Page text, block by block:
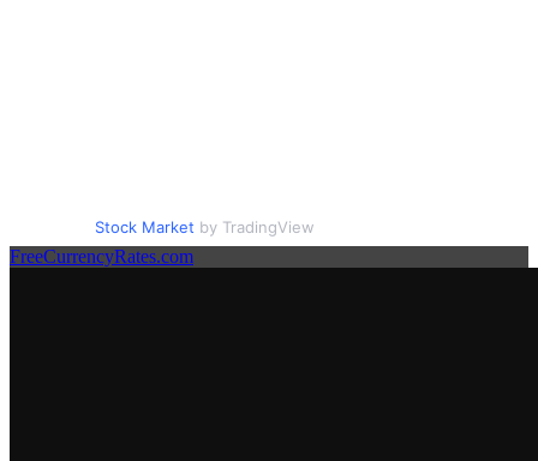
Stock Market by TradingView
FreeCurrencyRates.com